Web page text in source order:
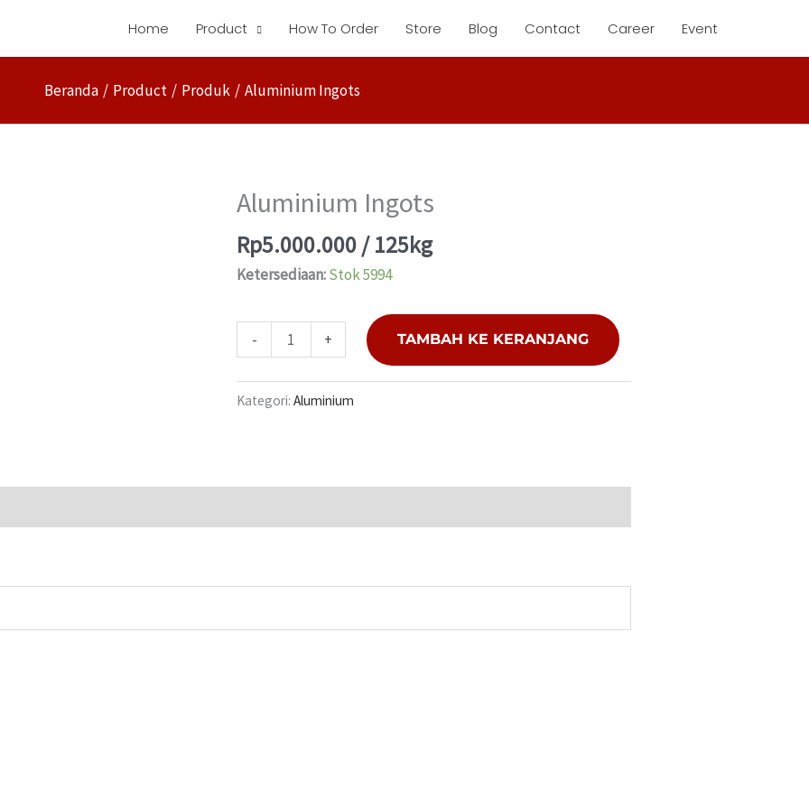
Home Product How To Order Store Blog Contact Career Event
Beranda Product Produk Aluminium Ingots
Aluminium Ingots
Rp5.000.000/ 125kg
Ketersediaan:Stok 5994
-
Kuantitas
Ingots
+ TAMBAH KE KERANJANG
Kategori: Aluminium